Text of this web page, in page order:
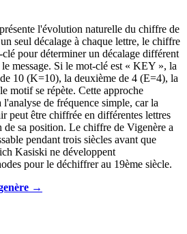
l'évolution naturelle du chiffre de
seul décalage à chaque lettre, le chiffre
pour déterminer un décalage différent
message. Si le mot-clé est « KEY », la
10 (K=10), la deuxième de 4 (E=4), la
motif se répète. Cette approche
de fréquence simple, car la
peut être chiffrée en différentes lettres
sa position. Le chiffre de Vigenère a
pendant trois siècles avant que
Kasiski ne développent
pour le déchiffrer au 19ème siècle.
→